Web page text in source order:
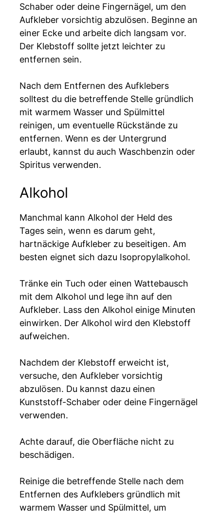
Schaber oder deine Fingernägel, um den
Aufkleber vorsichtig abzulösen. Beginne an
einer Ecke und arbeite dich langsam vor.
Der Klebstoff sollte jetzt leichter zu
entfernen sein.
Nach dem Entfernen des Aufklebers
solltest du die betreffende Stelle gründlich
mit warmem Wasser und Spülmittel
reinigen, um eventuelle Rückstände zu
entfernen. Wenn es der Untergrund
erlaubt, kannst du auch Waschbenzin oder
Spiritus verwenden.
Alkohol
Manchmal kann Alkohol der Held des
Tages sein, wenn es darum geht,
hartnäckige Aufkleber zu beseitigen. Am
besten eignet sich dazu Isopropylalkohol.
Tränke ein Tuch oder einen Wattebausch
mit dem Alkohol und lege ihn auf den
Aufkleber. Lass den Alkohol einige Minuten
einwirken. Der Alkohol wird den Klebstoff
aufweichen.
Nachdem der Klebstoff erweicht ist,
versuche, den Aufkleber vorsichtig
abzulösen. Du kannst dazu einen
Kunststoff-Schaber oder deine Fingernägel
verwenden.
Achte darauf, die Oberfläche nicht zu
beschädigen.
Reinige die betreffende Stelle nach dem
Entfernen des Aufklebers gründlich mit
warmem Wasser und Spülmittel, um